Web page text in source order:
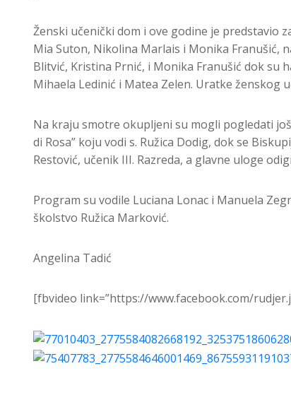
Ženski učenički dom i ove godine je predstavio
Mia Suton, Nikolina Marlais i Monika Franušić,
Blitvić, Kristina Prnić, i Monika Franušić dok su
Mihaela Ledinić i Matea Zelen. Uratke ženskog
Na kraju smotre okupljeni su mogli pogledati
di Rosa” koju vodi s. Ružica Dodig, dok se
Restović, učenik III. Razreda, a glavne uloge
Program su vodile Luciana Lonac i Manuela
školstvo Ružica Marković.
Angelina Tadić
[fbvideo link=”https://www.facebook.com/